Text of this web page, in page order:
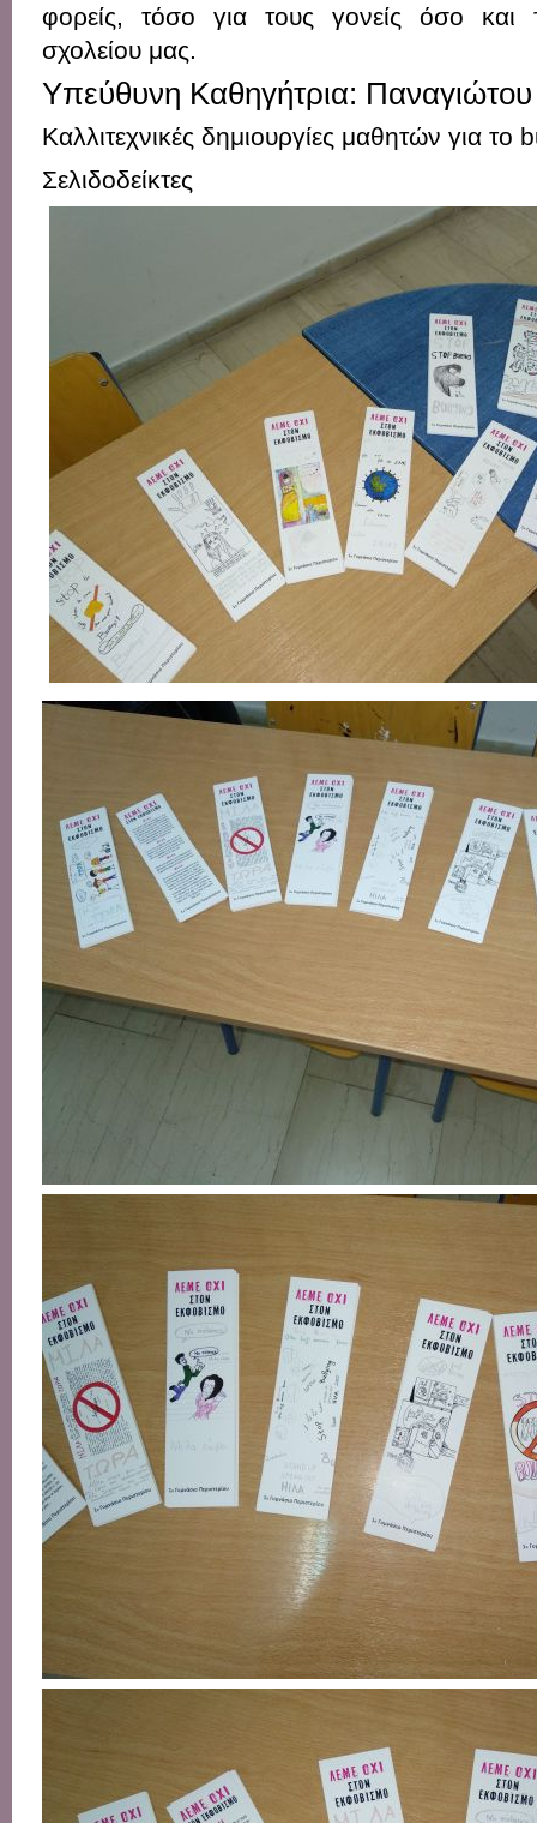
φορείς, τόσο για τους γονείς όσο και
σχολείου μας.
Υπεύθυνη Καθηγήτρια:
Καλλιτεχνικές δημιουργίες μαθητών για το
Σελιδοδείκτες